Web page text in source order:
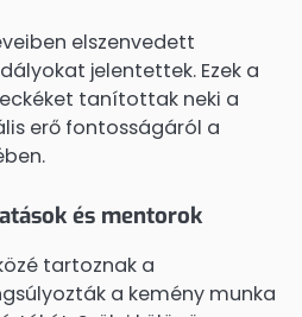
elszenvedett
jelentettek. Ezek a
tanítottak neki a
erő fontosságáról a
és mentorok
tartoznak a
a kemény munka